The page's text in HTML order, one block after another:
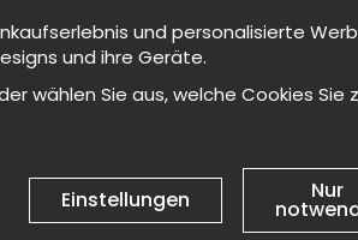
snabbt &amp; gratisund personalisierte
und ihre Geräte.
wählen Sie aus, welche Cookies
Einstellungen Nur